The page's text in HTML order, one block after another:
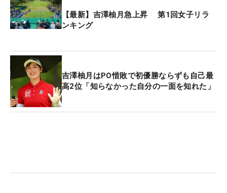
【最新】吉澤柚月急上昇 第1回女子リラ
ンキング
吉澤柚月はPO惜敗で初優勝ならずも自己最
高2位「知らなかった自分の一面を知れた」